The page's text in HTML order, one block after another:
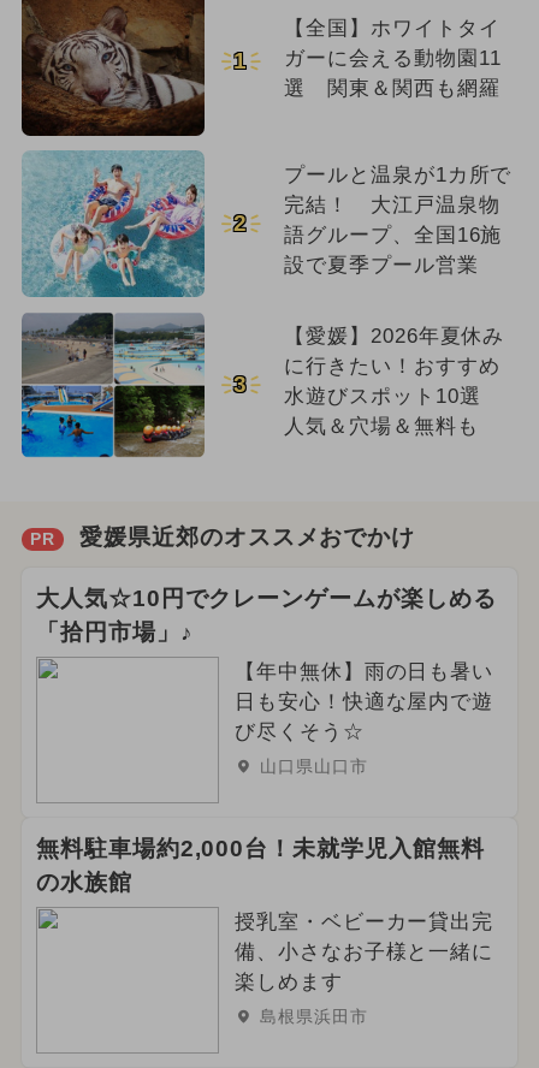
1
【全国】ホワイトタイ
ガーに会える動物園11
選 関東＆関西も網羅
2
プールと温泉が1カ所で
完結！ 大江戸温泉物
語グループ、全国16施
設で夏季プール営業
3
【愛媛】2026年夏休み
に行きたい！おすすめ
水遊びスポット10選
人気＆穴場＆無料も
PR 愛媛県近郊のオススメおでかけ
大人気☆10円でクレーンゲームが楽しめる
「拾円市場」♪
【年中無休】雨の日も暑い
日も安心！快適な屋内で遊
び尽くそう☆
山口県山口市
無料駐車場約2,000台！未就学児入館無料
の水族館
授乳室・ベビーカー貸出完
備、小さなお子様と一緒に
楽しめます
島根県浜田市